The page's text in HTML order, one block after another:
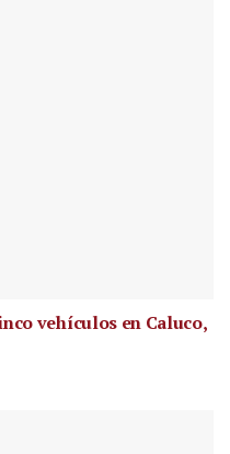
vehículos en Caluco,